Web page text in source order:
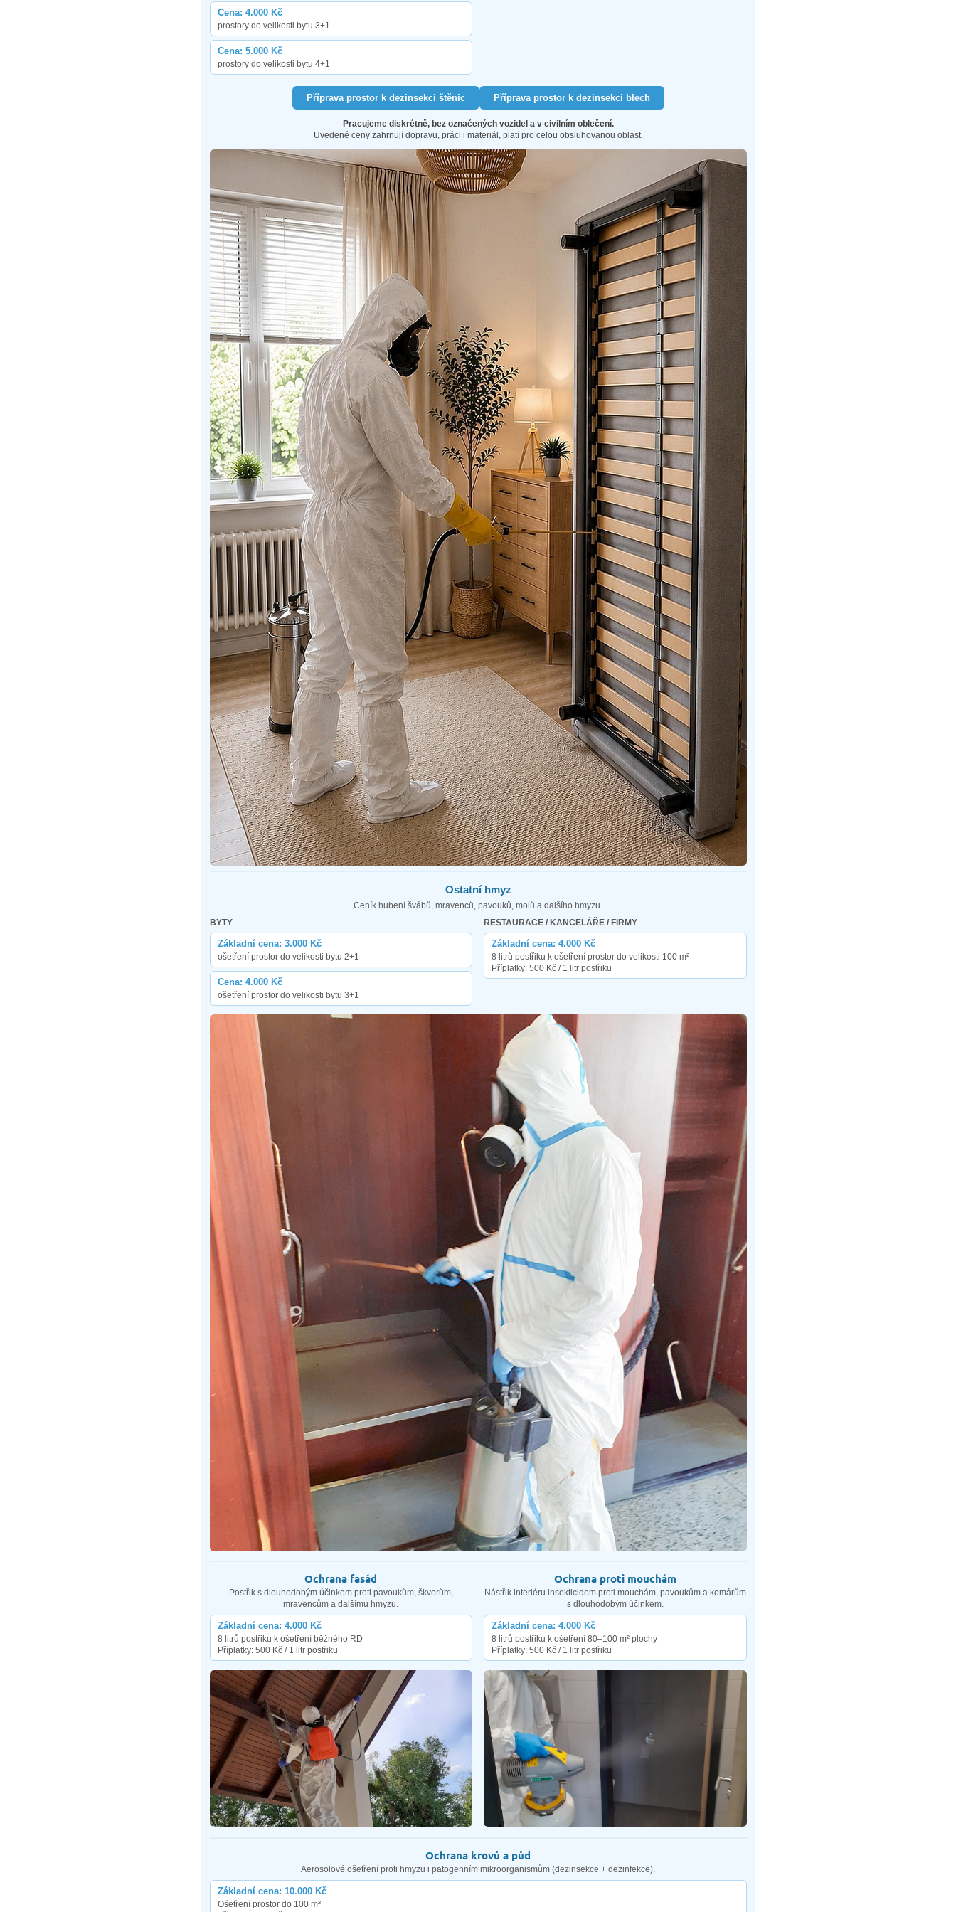
Cena: 4.000 Kč
prostory do velikosti bytu 3+1
Cena: 5.000 Kč
prostory do velikosti bytu 4+1
Příprava prostor k dezinsekci štěnic Příprava prostor k dezinsekci blech
Pracujeme diskrétně, bez označených vozidel a v civilním oblečení.
Uvedené ceny zahrnují dopravu, práci i materiál, platí pro celou obsluhovanou oblast.
Ostatní hmyz
Ceník hubení švábů, mravenců, pavouků, molů a dalšího hmyzu.
BYTY
Základní cena: 3.000 Kč
ošetření prostor do velikosti bytu 2+1
Cena: 4.000 Kč
ošetření prostor do velikosti bytu 3+1
RESTAURACE / KANCELÁŘE / FIRMY
Základní cena: 4.000 Kč
8 litrů postřiku k ošetření prostor do velikosti 100 m²
Příplatky: 500 Kč / 1 litr postřiku
Ochrana fasád
Postřik s dlouhodobým účinkem proti pavoukům, škvorům,
mravencům a dalšímu hmyzu.
Základní cena: 4.000 Kč
8 litrů postřiku k ošetření běžného RD
Příplatky: 500 Kč / 1 litr postřiku
Ochrana proti mouchám
Nástřik interiéru insekticidem proti mouchám, pavoukům a komárům
s dlouhodobým účinkem.
Základní cena: 4.000 Kč
8 litrů postřiku k ošetření 80–100 m² plochy
Příplatky: 500 Kč / 1 litr postřiku
Ochrana krovů a půd
Aerosolové ošetření proti hmyzu i patogenním mikroorganismům (dezinsekce + dezinfekce).
Základní cena: 10.000 Kč
Ošetření prostor do 100 m²